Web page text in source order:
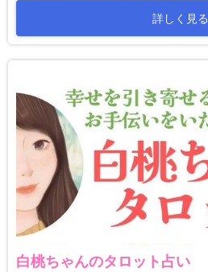
詳しく見る
白桃ちゃんのタロット占い